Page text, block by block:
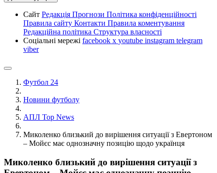
Сайт Редакція Прогнози Політика конфіденційності
Правила сайту Контакти Правила коментування
Редакційна політика Структура власності
Соціальні мережі facebook x youtube instagram telegram
viber
Футбол 24
Новини футболу
АПЛ Top News
Миколенко близький до вирішення ситуації з Евертоном
– Мойєс має однозначну позицію щодо українця
Миколенко близький до вирішення ситуації з